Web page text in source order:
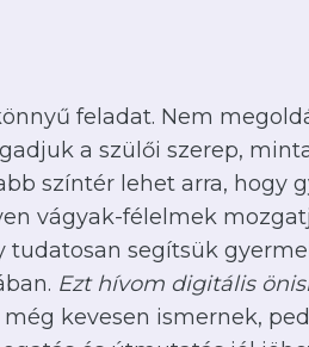
feladat. Nem
a szülői szerep,
színtér lehet arra, hogy
vágyak-félelmek
tudatosan segítsük
Ezt hívom digitális
kevesen ismernek,